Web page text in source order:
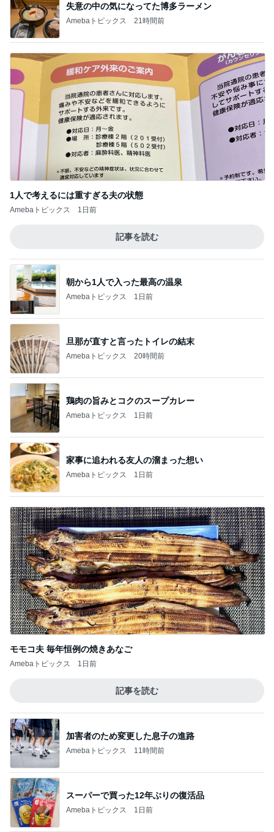
失意の中の気になってた博多ラーメン
Amebaトピックス 21時間前
1人で考えるには重すぎる夫の状態
Amebaトピックス 1日前
記事を読む
朝から1人で入った最高の温泉
Amebaトピックス 1日前
旦那が直すと言ったトイレの結末
Amebaトピックス 20時間前
鶏肉の旨みとコクのスープカレー
Amebaトピックス 1日前
家事に追われる友人の溜まった想い
Amebaトピックス 1日前
モモコ夫 毎年恒例の焼きあなご
Amebaトピックス 1日前
記事を読む
加害者のため変更した息子の進路
Amebaトピックス 11時間前
スーパーで買った12年ぶりの復活品
Amebaトピックス 1日前